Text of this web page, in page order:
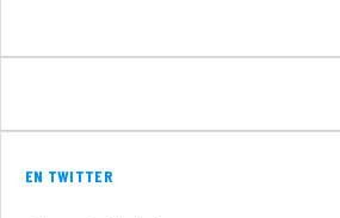
EN TWITTER